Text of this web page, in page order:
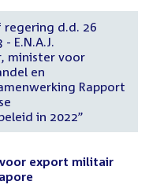
regering d.d. 26
E.N.A.J.
minister voor
en
Rapport
in 2022”
export militair